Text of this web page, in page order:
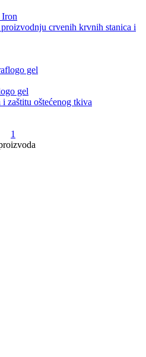
crvenih krvnih stanica i
gel
zaštitu oštećenog tkiva
1